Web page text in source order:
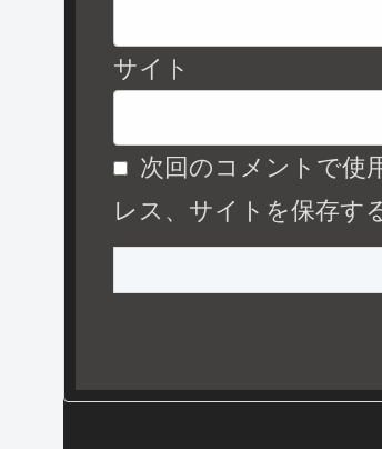
サイト
次回のコメントで使
レス、サイトを保存す